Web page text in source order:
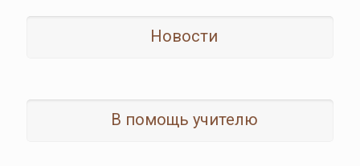
Новости
В помощь учителю